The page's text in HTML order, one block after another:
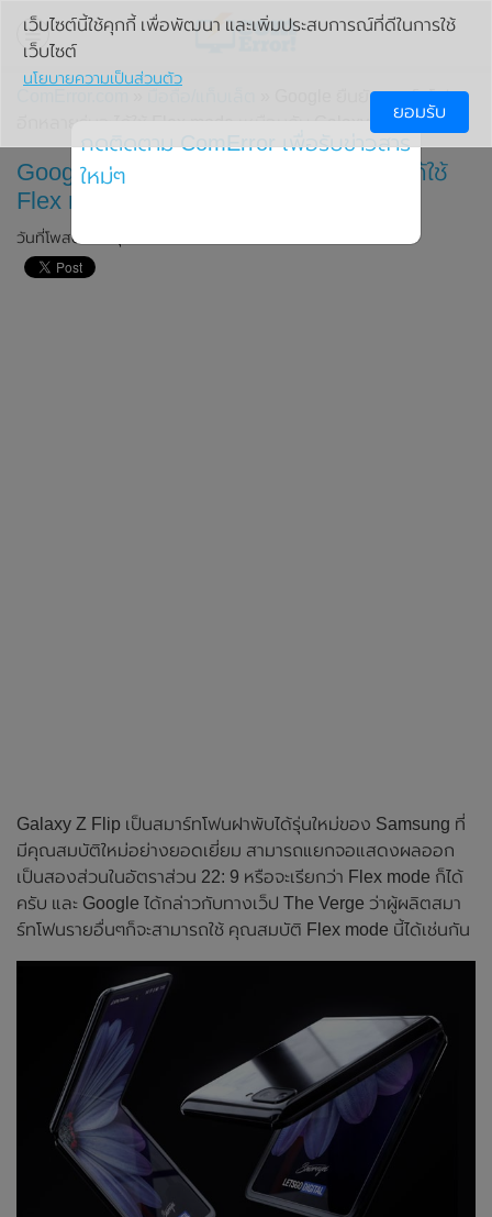
» Google ยืนยันสมาร์ทโฟน
อีกหลายรุ่นจะได้ใช้ Flex mode เหมือนกับ Galaxy Z Flip
Google ยืนยันสมาร์ทโฟนอีกหลายรุ่นจะได้ใช้
Flex mode เหมือนกับ Galaxy Z Flip
วันที่โพสต์: 17 กุมภาพันธ์ 2020
Galaxy Z Flip เป็นสมาร์ทโฟนฝาพับได้รุ่นใหม่ของ Samsung ที่
มีคุณสมบัติใหม่อย่างยอดเยี่ยม สามารถแยกจอแสดงผลออก
เป็นสองส่วนในอัตราส่วน 22: 9 หรือจะเรียกว่า Flex mode ก็ได้
ครับ และ Google ได้กล่าวกับทางเว็ป The Verge ว่าผู้ผลิตสมา
ร์ทโฟนรายอื่นๆก็จะสามารถใช้ คุณสมบัติ Flex mode นี้ได้เช่นกัน
เว็บไซต์นี้ใช้คุกกี้ เพื่อพัฒนา และเพิ่มประสบการณ์ที่ดีในการใช้
เว็บไซต์
นโยบายความเป็นส่วนตัว
ยอมรับ
กดติดตาม ComError เพื่อรับข่าวสาร
ใหม่ๆ